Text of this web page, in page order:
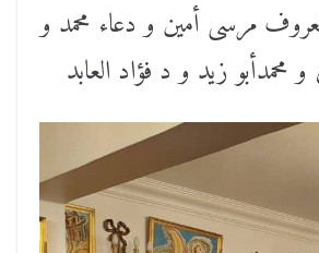
مرسى أمين و دعاء محمد و
و محمدأبو زيد و د فؤاد العابد